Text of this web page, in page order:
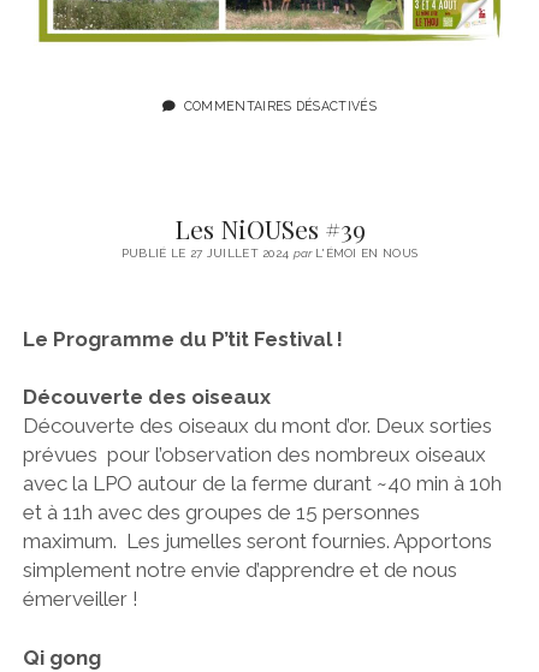
COMMENTAIRES DÉSACTIVÉS
Les NiOUSes #39
PUBLIÉ LE 27 JUILLET 2024 parL'ÉMOI EN NOUS
Le Programme du P’tit Festival !
Découverte des oiseaux
Découverte des oiseaux du mont d’or. Deux sorties
prévues pour l’observation des nombreux oiseaux
avec la LPO autour de la ferme durant ~40 min à 10h
et à 11h avec des groupes de 15 personnes
maximum. Les jumelles seront fournies. Apportons
simplement notre envie d’apprendre et de nous
émerveiller !
Qi gong